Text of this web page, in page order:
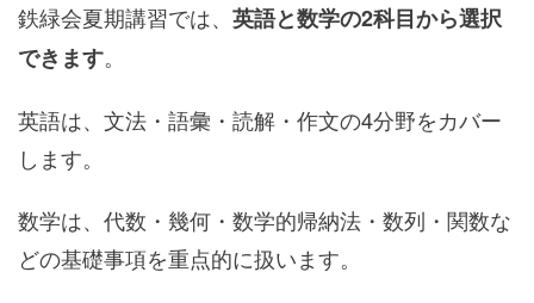
鉄緑会夏期講習では、 英語と数学の2科目から選択
できます。
英語は、文法・語彙・読解・作文の4分野をカバー
します。
数学は、代数・幾何・数学的帰納法・数列・関数な
どの基礎事項を重点的に扱います。